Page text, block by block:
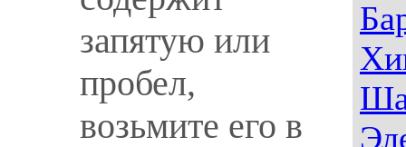
запятую или
пробел,
возьмите его в